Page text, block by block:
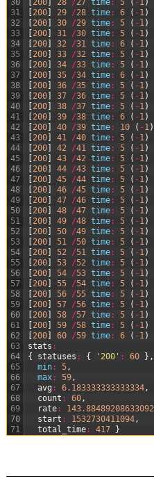
31
32
33
34
35
36
37
38
39
40
41
42
43
44
45
46
47
48
49
50
51
52
53
54
55
56
57
58
59
60
61
62
63
64
65
66
67
68
69
70
71
[200] 29 /28 time: 6 ( -1 )
[200] 30 /29 time: 5 ( -1 )
[200] 31 /30 time: 5 ( -1 )
[200] 32 /31 time: 6 ( -1 )
[200] 33 /32 time: 5 ( -1 )
[200] 34 /33 time: 5 ( -1 )
[200] 35 /34 time: 6 ( -1 )
[200] 36 /35 time: 5 ( -1 )
[200] 37 /36 time: 5 ( -1 )
[200] 38 /37 time: 5 ( -1 )
[200] 39 /38 time: 6 ( -1 )
[200] 40 /39 time: 10 ( -1 )
[200] 41 /40 time: 5 ( -1 )
[200] 42 /41 time: 5 ( -1 )
[200] 43 /42 time: 5 ( -1 )
[200] 44 /43 time: 5 ( -1 )
[200] 45 /44 time: 5 ( -1 )
[200] 46 /45 time: 5 ( -1 )
[200] 47 /46 time: 5 ( -1 )
[200] 48 /47 time: 5 ( -1 )
[200] 49 /48 time: 5 ( -1 )
[200] 50 /49 time: 5 ( -1 )
[200] 51 /50 time: 5 ( -1 )
[200] 52 /51 time: 5 ( -1 )
[200] 53 /52 time: 5 ( -1 )
[200] 54 /53 time: 5 ( -1 )
[200] 55 /54 time: 5 ( -1 )
[200] 56 /55 time: 5 ( -1 )
[200] 57 /56 time: 5 ( -1 )
[200] 58 /57 time: 5 ( -1 )
[200] 59 /58 time: 5 ( -1 )
[200] 60 /59 time: 6 ( -1 )
stats :
{
statuses : { '200' : 60 } ,
min: 5,
max: 59,
avg : 6.183333333333334,
count : 60,
rate: 143.88489208633092
start : 1532730411094,
total_time: 417 }